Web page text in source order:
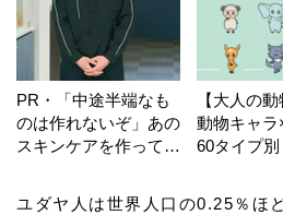
PR・「中途半端なも
のは作れないぞ」あの
スキンケアを作ってい
【大人の
動物キャラ
60タイプ
ユダヤ人は世界人口の0.25％ほ